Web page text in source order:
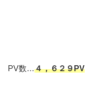
PV数…４，６２９PV